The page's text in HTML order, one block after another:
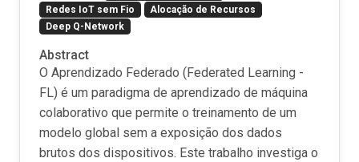
Redes IoT sem Fio
Alocação de Recursos
Deep Q-Network
Abstract
O Aprendizado Federado (Federated Learning -
FL) é um paradigma de aprendizado de máquina
colaborativo que permite o treinamento de um
modelo global sem a exposição dos dados
brutos dos dispositivos. Este trabalho investiga o